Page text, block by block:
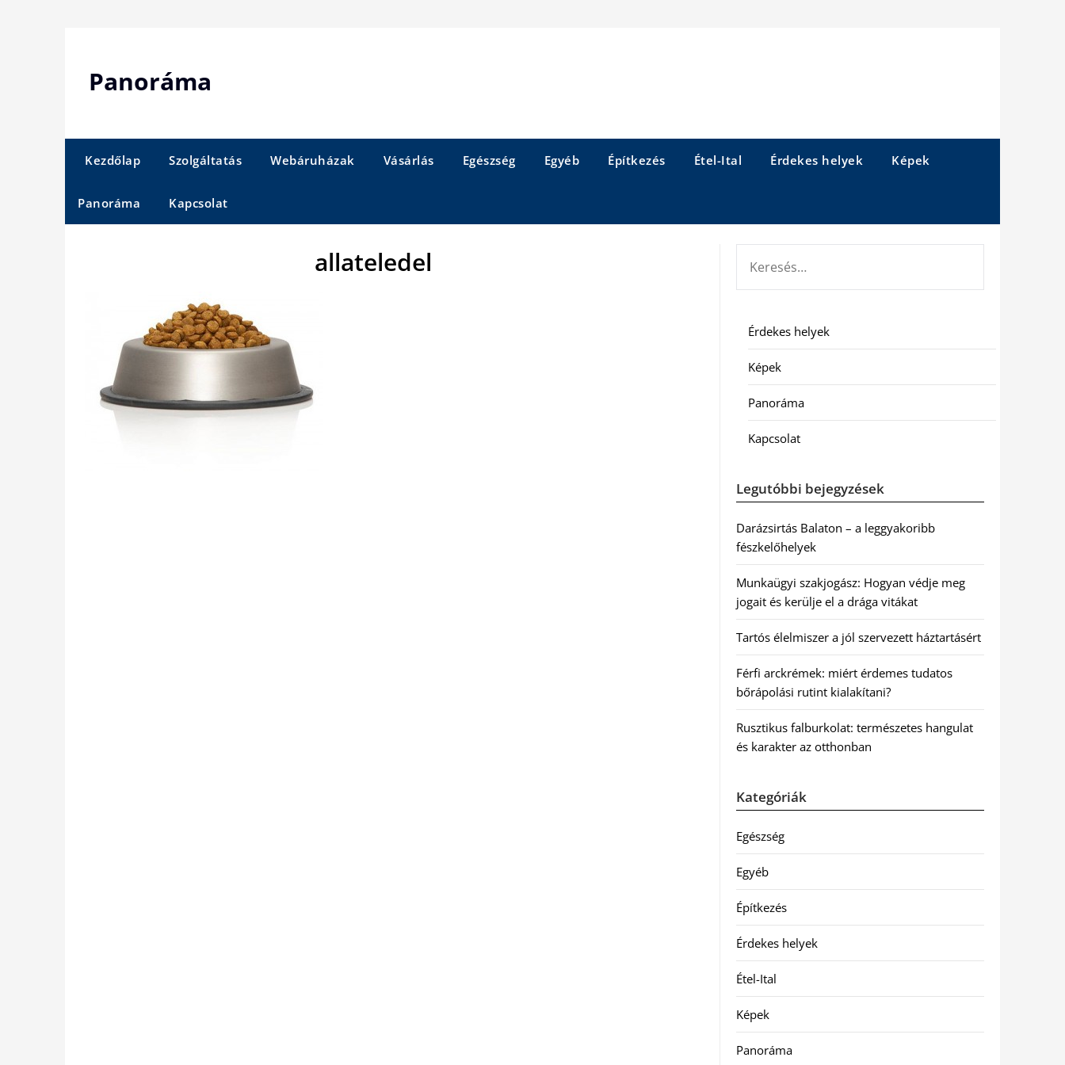
Panoráma
Kezdőlap Szolgáltatás Webáruházak Vásárlás Egészség Egyéb Építkezés Étel-Ital Érdekes helyek Képek
Panoráma Kapcsolat
allateledel
Érdekes helyek
Képek
Panoráma
Kapcsolat
Legutóbbi bejegyzések
Darázsirtás Balaton – a leggyakoribb
fészkelőhelyek
Munkaügyi szakjogász: Hogyan védje meg
jogait és kerülje el a drága vitákat
Tartós élelmiszer a jól szervezett háztartásért
Férfi arckrémek: miért érdemes tudatos
bőrápolási rutint kialakítani?
Rusztikus falburkolat: természetes hangulat
és karakter az otthonban
Kategóriák
Egészség
Egyéb
Építkezés
Érdekes helyek
Étel-Ital
Képek
Panoráma